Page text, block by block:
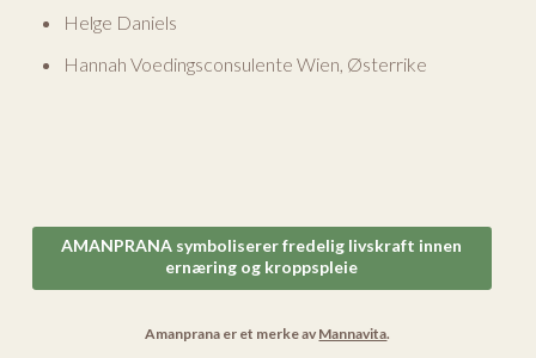
Helge Daniels
Hannah Voedingsconsulente Wien, Østerrike
AMANPRANA symboliserer fredelig livskraft innen
ernæring og kroppspleie
Amanprana er et merke av Mannavita.